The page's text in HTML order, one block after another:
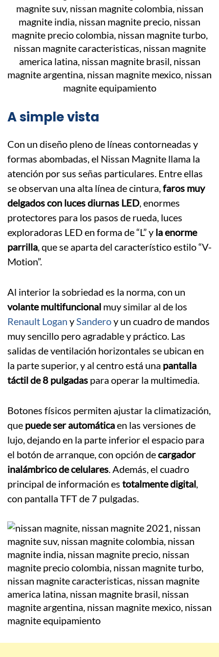
A simple vista
Con un diseño pleno de líneas contorneadas y
formas abombadas, el Nissan Magnite llama la
atención por sus señas particulares. Entre ellas
se observan una alta línea de cintura,faros muy
delgados con luces diurnas LED, enormes
protectores para los pasos de rueda, luces
exploradoras LED en forma de “L” y la enorme
parrilla, que se aparta del característico estilo “V-
Motion”.
Al interior la sobriedad es la norma, con un
volante multifuncional muy similar al de los
Renault Logan ySanderoy un cuadro de mandos
muy sencillo pero agradable y práctico. Las
salidas de ventilación horizontales se ubican en
la parte superior, y al centro está una pantalla
táctil de 8 pulgadas para operar la multimedia.
Botones físicos permiten ajustar la climatización,
que puede ser automáticaen las versiones de
lujo, dejando en la parte inferior el espacio para
el botón de arranque, con opción decargador
inalámbrico de celulares. Además, el cuadro
principal de información es totalmente digital,
con pantalla TFT de 7 pulgadas.